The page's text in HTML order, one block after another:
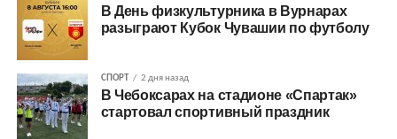
В День физкультурника в Вурнарах
разыграют Кубок Чувашии по футболу
СПОРТ 2 дня назад
В Чебоксарах на стадионе «Спартак»
стартовал спортивный праздник